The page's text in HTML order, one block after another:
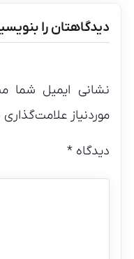
دیدگاهتان را
نشانی ایمیل شما
موردنیاز
دیدگاه*